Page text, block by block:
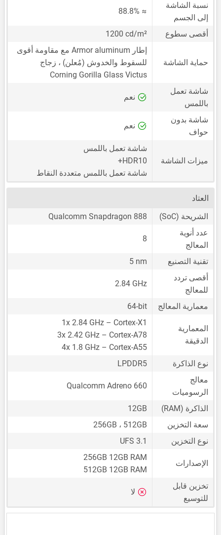
نسبة الشاشة
إلى الجسم
≈ 88.8%
أقصى سطوع 1200 cd/m²
حماية الشاشة
إطار Armor aluminum مع مقاومة أقوى
للسقوط والخدوش (مُعلن) ، زجاج
Corning Gorilla Glass Victus
شاشة تعمل
باللمس
نعم
شاشة بدون
حواف
نعم
ميزات الشاشة
شاشة تعمل باللمس
HDR10+
شاشة تعمل باللمس متعددة النقاط
العتاد
الشريحة (SoC)
Qualcomm Snapdragon 888
عدد أنوية
المعالج
8
تقنية التصنيع
5 nm
أقصى تردد
للمعالج
2.84 GHz
معمارية المعالج 64-bit
المعمارية
الدقيقة
1x 2.84 GHz – Cortex-X1
3x 2.42 GHz – Cortex-A78
4x 1.8 GHz – Cortex-A55
نوع الذاكرة
LPDDR5
معالج
الرسوميات
Qualcomm Adreno 660
الذاكرة (RAM)
12GB
سعة التخزين
256GB ، 512GB
نوع التخزين
UFS 3.1
الإصدارات
256GB 12GB RAM
512GB 12GB RAM
تخزين قابل
للتوسيع
لا